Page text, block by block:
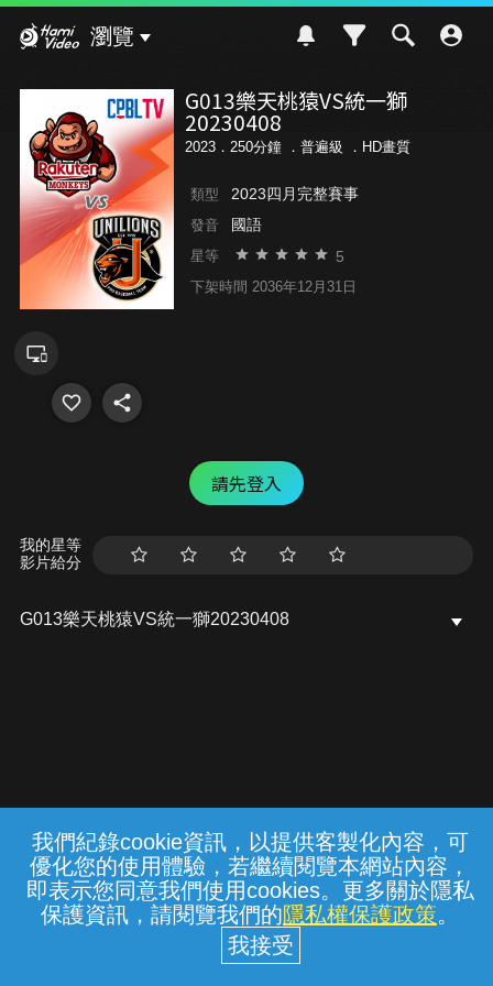
我們紀錄cookie資訊，以提供客製化內容，可
優化您的使用體驗，若繼續閱覽本網站內容，
即表示您同意我們使用cookies。更多關於隱私
保護資訊，請閱覽我們的隱私權保護政策。
瀏覽
G013樂天桃猿VS統一獅
20230408
2023．250分鐘 ． 普遍級 ．HD畫質
類型 2023四月完整賽事
發音 國語
星等 5
下架時間 2036年12月31日
請先登入
我的星等
影片給分
G013樂天桃猿VS統一獅20230408
常見問題 線上客服 服務條款 隱私權保護
中華電信股份有限公司個人家庭分公司
(統一編號：96979949) © 2026
{{notifyMsg}}